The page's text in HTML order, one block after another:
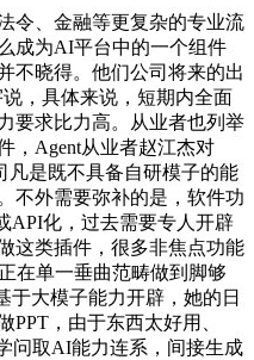
、金融等更复杂的专业流
成为AI平台中的一个组件
不晓得。他们公司将来的出
，具体来说，短期内全面
要求比力高。从业者也列举
，Agent从业者赵江杰对
凡是既不具备自研模子的能
不外需要弥补的是，软件功
API化，过去需要专人开辟
这类插件，很多非焦点功能
在单一垂曲范畴做到脚够
于大模子能力开辟，她的日
，由于东西太好用、
问取AI能力连系，间接生成